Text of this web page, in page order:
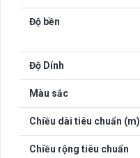
Độ bền
Độ Dính
Màu sắc
Chiều dài tiêu chuẩn (m)
Chiều rộng tiêu chuẩn